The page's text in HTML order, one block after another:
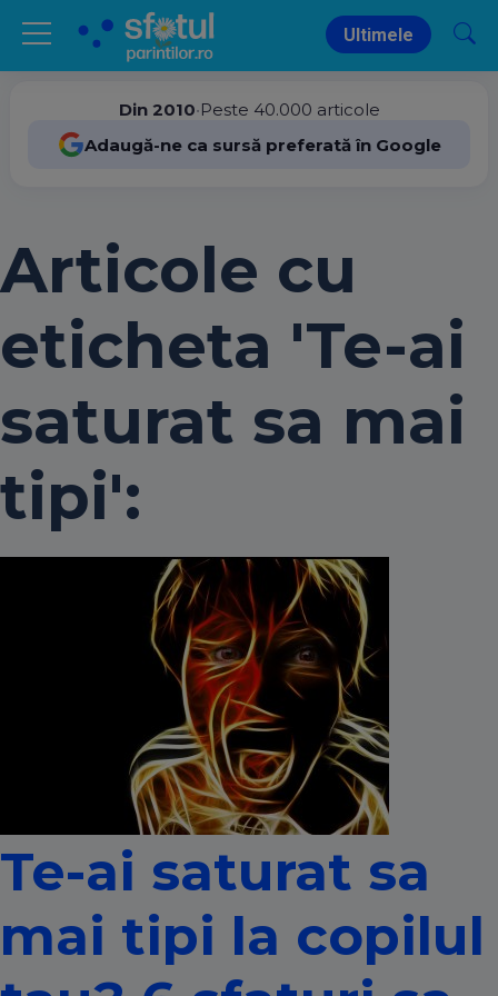
Ultimele
Din 2010•Peste 40.000 articole
Adaugă-ne ca sursă preferată în Google
Articole cu
eticheta 'Te-ai
saturat sa mai
tipi':
Te-ai saturat sa
mai tipi la copilul